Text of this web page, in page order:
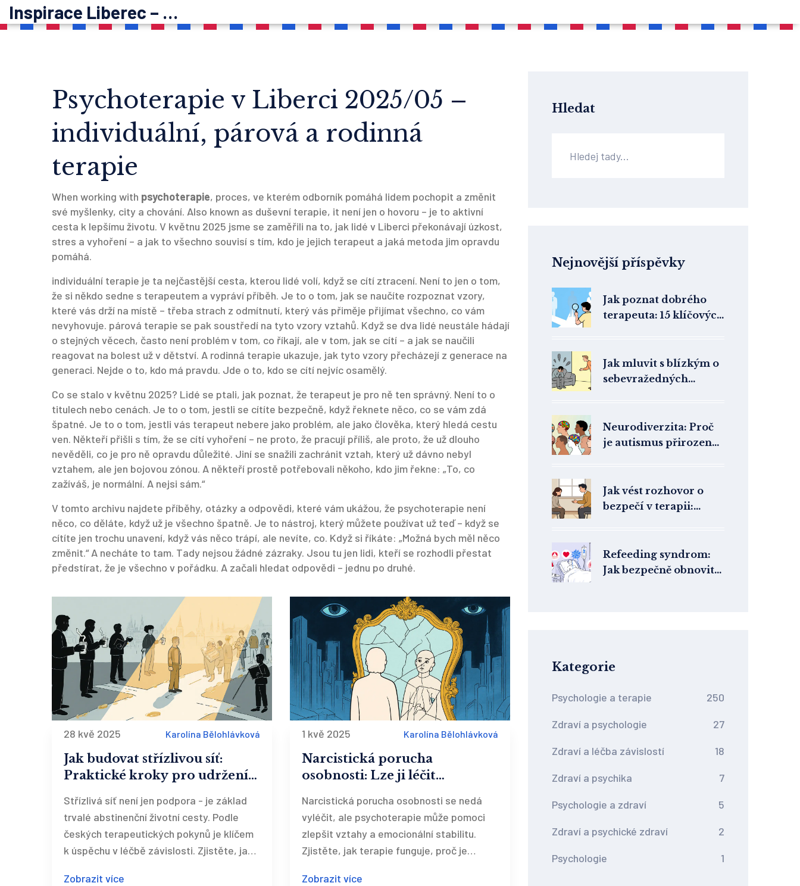
Inspirace Liberec – psychoterapie
Psychoterapie v Liberci 2025/05 –
individuální, párová a rodinná
terapie
When working with psychoterapie, proces, ve kterém odborník pomáhá lidem pochopit a změnit
své myšlenky, city a chování. Also known as duševní terapie, it není jen o hovoru – je to aktivní
cesta k lepšímu životu. V květnu 2025 jsme se zaměřili na to, jak lidé v Liberci překonávají úzkost,
stres a vyhoření – a jak to všechno souvisí s tím, kdo je jejich terapeut a jaká metoda jim opravdu
pomáhá.
individuální terapie je ta nejčastější cesta, kterou lidé volí, když se cítí ztracení. Není to jen o tom,
že si někdo sedne s terapeutem a vypráví příběh. Je to o tom, jak se naučíte rozpoznat vzory,
které vás drží na místě – třeba strach z odmítnutí, který vás přiměje přijímat všechno, co vám
nevyhovuje. párová terapie se pak soustředí na tyto vzory vztahů. Když se dva lidé neustále hádají
o stejných věcech, často není problém v tom, co říkají, ale v tom, jak se cítí – a jak se naučili
reagovat na bolest už v dětství. A rodinná terapie ukazuje, jak tyto vzory přecházejí z generace na
generaci. Nejde o to, kdo má pravdu. Jde o to, kdo se cítí nejvíc osamělý.
Co se stalo v květnu 2025? Lidé se ptali, jak poznat, že terapeut je pro ně ten správný. Není to o
titulech nebo cenách. Je to o tom, jestli se cítíte bezpečně, když řeknete něco, co se vám zdá
špatné. Je to o tom, jestli vás terapeut nebere jako problém, ale jako člověka, který hledá cestu
ven. Někteří přišli s tím, že se cítí vyhoření – ne proto, že pracují příliš, ale proto, že už dlouho
nevěděli, co je pro ně opravdu důležité. Jiní se snažili zachránit vztah, který už dávno nebyl
vztahem, ale jen bojovou zónou. A někteří prostě potřebovali někoho, kdo jim řekne: „To, co
zažíváš, je normální. A nejsi sám.“
V tomto archivu najdete příběhy, otázky a odpovědi, které vám ukážou, že psychoterapie není
něco, co děláte, když už je všechno špatně. Je to nástroj, který můžete používat už teď – když se
cítíte jen trochu unavení, když vás něco trápí, ale nevíte, co. Když si říkáte: „Možná bych měl něco
změnit.“ A necháte to tam. Tady nejsou žádné zázraky. Jsou tu jen lidi, kteří se rozhodli přestat
předstírat, že je všechno v pořádku. A začali hledat odpovědi – jednu po druhé.
28 kvě 2025 Karolína Bělohlávková
Jak budovat střízlivou síť:
Praktické kroky pro udržení
terapeutických doporučení
Střízlivá síť není jen podpora - je základ
trvalé abstinenční životní cesty. Podle
českých terapeutických pokynů je klíčem
k úspěchu v léčbě závislosti. Zjistěte, jak ji
Zobrazit více
1 kvě 2025 Karolína Bělohlávková
Narcistická porucha
osobnosti: Lze ji léčit
Narcistická porucha osobnosti se nedá
vyléčit, ale psychoterapie může pomoci
zlepšit vztahy a emocionální stabilitu.
Zjistěte, jak terapie funguje, proč je
Zobrazit více
Hledat
Nejnovější příspěvky
Jak poznat dobrého
terapeuta: 15 klíčových
Jak mluvit s blízkým o
sebevražedných
doporučení
Neurodiverzita: Proč
je autismus přirozená
Jak vést rozhovor o
bezpečí v terapii:
Refeeding syndrom:
Jak bezpečně obnovit
Kategorie
Psychologie a terapie 250
Zdraví a psychologie 27
Zdraví a léčba závislostí 18
Zdraví a psychika 7
Psychologie a zdraví 5
Zdraví a psychické zdraví 2
Psychologie 1